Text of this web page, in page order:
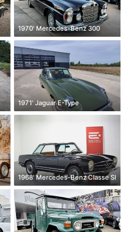
1970' Mercedes-Benz 300
1971' Jaguar E-Type
1968' Mercedes-Benz Classe Sl